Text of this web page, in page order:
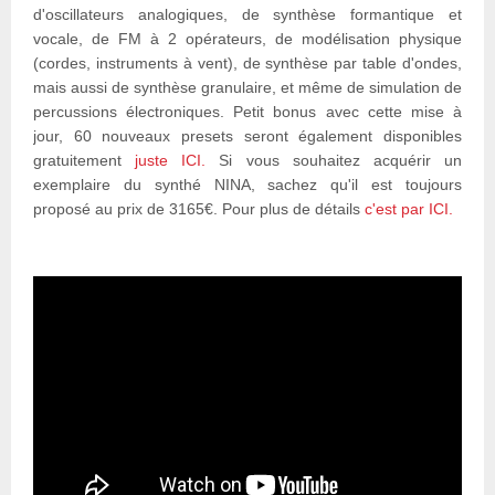
d'oscillateurs analogiques, de synthèse formantique et
vocale, de FM à 2 opérateurs, de modélisation physique
(cordes, instruments à vent), de synthèse par table d'ondes,
mais aussi de synthèse granulaire, et même de simulation de
percussions électroniques. Petit bonus avec cette mise à
jour, 60 nouveaux presets seront également disponibles
gratuitement juste ICI. Si vous souhaitez acquérir un
exemplaire du synthé NINA, sachez qu'il est toujours
proposé au prix de 3165€. Pour plus de détails c'est par ICI.